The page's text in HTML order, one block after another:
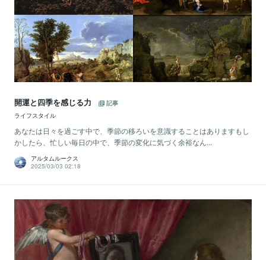
開運と四季を感じる力
記事
ライフスタイル
あなたは日々を過ごす中で、季節の移ろいを意識することはありますもし
かしたら、忙しい毎日の中で、季節の変化に気づく余裕なん...
アルタムルークス
2025/03/03 02:18